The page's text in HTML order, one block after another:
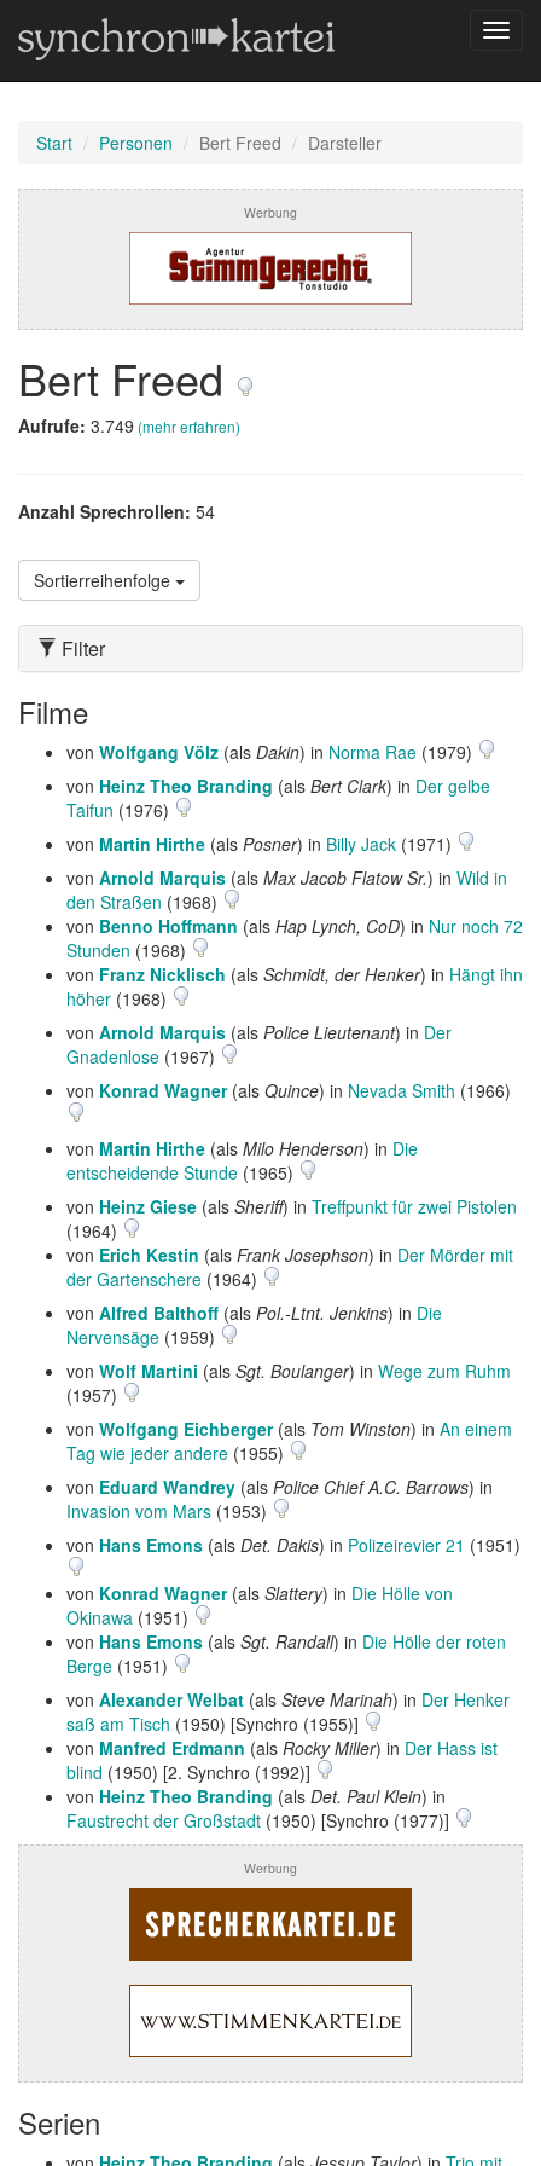
Start Personen Bert Freed Darsteller
Werbung
Bert Freed
Aufrufe: 3.749 (mehr erfahren)
Anzahl Sprechrollen: 54
Sortierreihenfolge
Filter
Filme
von Wolfgang Völz (als Dakin) in Norma Rae (1979)
von Heinz Theo Branding (als Bert Clark) in Der gelbe
Taifun (1976)
von Martin Hirthe (als Posner) in Billy Jack (1971)
von Arnold Marquis (als Max Jacob Flatow Sr.) in Wild in
den Straßen (1968)
von Benno Hoffmann (als Hap Lynch, CoD) in Nur noch 72
Stunden (1968)
von Franz Nicklisch (als Schmidt, der Henker) in Hängt ihn
höher (1968)
von Arnold Marquis (als Police Lieutenant) in Der
Gnadenlose (1967)
von Konrad Wagner(als Quince) in Nevada Smith (1966)
von Martin Hirthe (als Milo Henderson) in Die
entscheidende Stunde (1965)
von Heinz Giese (als Sheriff) in Treffpunkt für zwei Pistolen
(1964)
von Erich Kestin (als Frank Josephson) in Der Mörder mit
der Gartenschere (1964)
von Alfred Balthoff (als Pol.-Ltnt. Jenkins) in Die
Nervensäge (1959)
von Wolf Martini (als Sgt. Boulanger) in Wege zum Ruhm
(1957)
von Wolfgang Eichberger(als Tom Winston) in An einem
Tag wie jeder andere (1955)
von Eduard Wandrey (als Police Chief A.C. Barrows) in
Invasion vom Mars (1953)
von Hans Emons (als Det. Dakis) in Polizeirevier 21 (1951)
von Konrad Wagner(als Slattery) in Die Hölle von
Okinawa (1951)
von Hans Emons (als Sgt. Randall) in Die Hölle der roten
Berge (1951)
von Alexander Welbat (als Steve Marinah) in Der Henker
saß am Tisch (1950) [Synchro (1955)]
von Manfred Erdmann (als Rocky Miller) in Der Hass ist
blind (1950) [2. Synchro (1992)]
von Heinz Theo Branding (als Det. Paul Klein) in
Faustrecht der Großstadt (1950) [Synchro (1977)]
Werbung
Serien